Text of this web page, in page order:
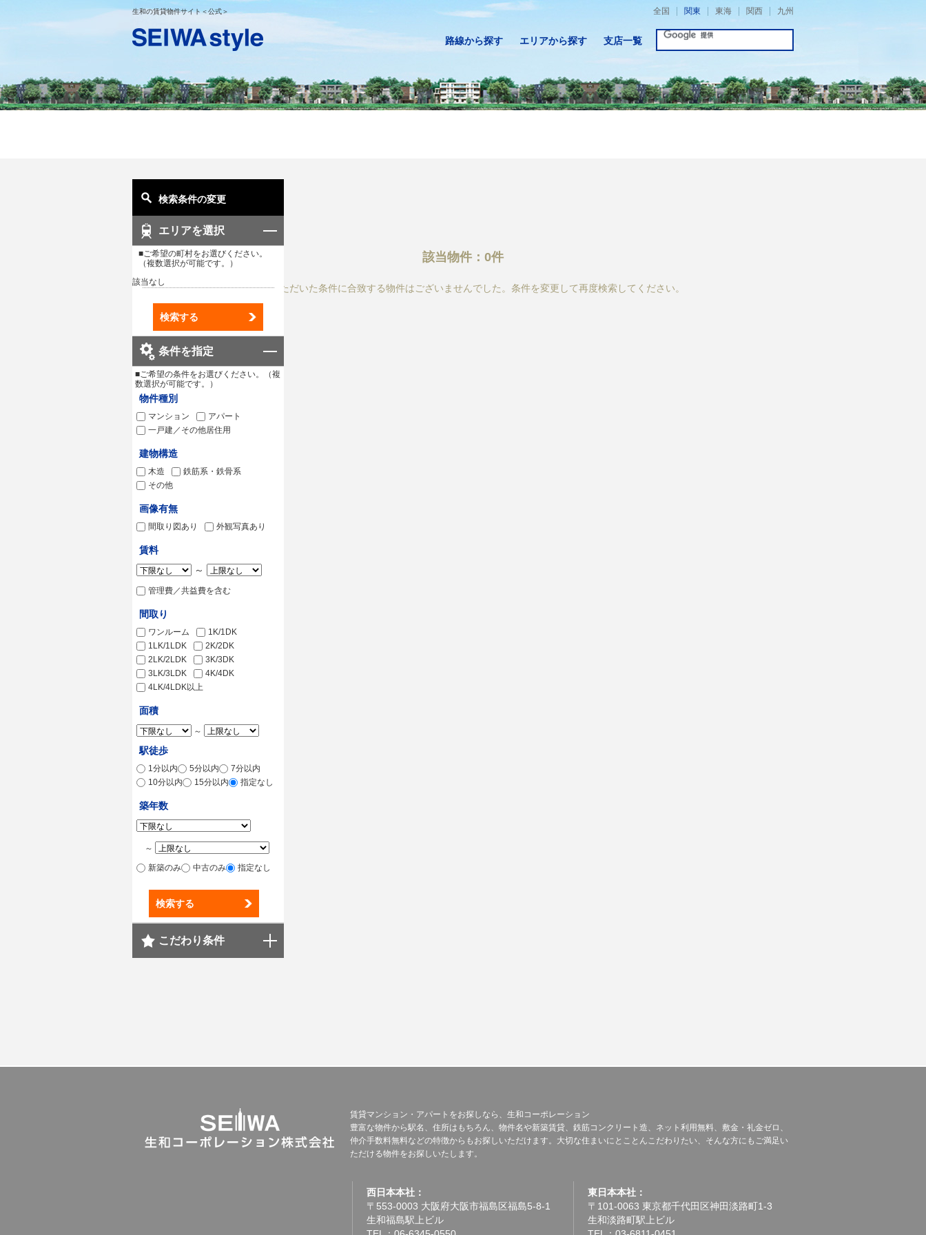
検索条件の変更
エリアを選択
■ご希望の町村をお選びください。
（複数選択が可能です。）
該当なし
検索する
条件を指定
■ご希望の条件をお選びください。（複
数選択が可能です。）
物件種別
マンション
アパート
一戸建／その他居住用
建物構造
木造
鉄筋系・鉄骨系
その他
画像有無
間取り図あり 外観写真あり
賃料
～
管理費／共益費を含む
間取り
ワンルーム
1K/1DK
1LK/1LDK
2K/2DK
2LK/2LDK
3K/3DK
3LK/3LDK
4K/4DK
4LK/4LDK以上
面積
～
駅徒歩
1分以内 5分以内
7分以内
10分以内
15分以内 指定なし
築年数
～
新築のみ
中古のみ 指定なし
検索する
こだわり条件
生和の賃貸物件サイト＜公式＞ 全国 関東 東海 関西 九州
路線から探す エリアから探す 支店一覧
該当物件：0件
ご入力いただいた条件に合致する物件はございませんでした。条件を変更して再度検索してください。
賃貸マンション・アパートをお探しなら、生和コーポレーション
豊富な物件から駅名、住所はもちろん、物件名や新築賃貸、鉄筋コンクリート造、ネット利用無料、敷金・礼金ゼロ、
仲介手数料無料などの特徴からもお探しいただけます。大切な住まいにとことんこだわりたい、そんな方にもご満足い
ただける物件をお探しいたします。
西日本本社：
〒553-0003 大阪府大阪市福島区福島5-8-1
生和福島駅上ビル
東日本本社：
〒101-0063 東京都千代田区神田淡路町1-3
生和淡路町駅上ビル